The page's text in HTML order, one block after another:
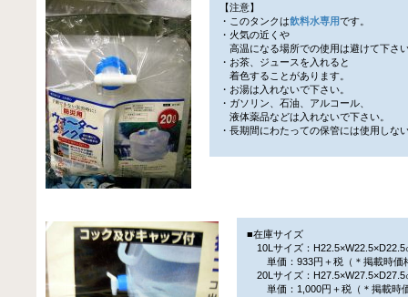
【注意】
・このタンクは飲料水専用です。
・火気の近くや
高温になる場所での使用は避けて下さ
・お茶、ジュースを入れると
着色することがあります。
・お湯は入れないで下さい。
・ガソリン、石油、アルコール、
液体薬品などは入れないで下さい。
・長期間にわたっての保管には使用しな
■在庫サイズ
10Lサイズ：H22.5×W22.5×D22.5
単価：933円＋税（＊掲載時価
20Lサイズ：H27.5×W27.5×D27.5
単価：1,000円＋税（＊掲載時